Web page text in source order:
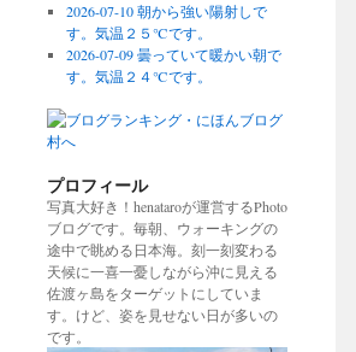
2026-07-10 朝から強い陽射しで
す。気温２５℃です。
2026-07-09 曇っていて暖かい朝で
す。気温２４℃です。
プロフィール
写真大好き！henataroが運営するPhoto
ブログです。毎朝、ウォーキングの
途中で眺める日本海。刻一刻変わる
天候に一喜一憂しながら沖に見える
佐渡ヶ島をターゲットにしていま
す。けど、姿を見せない日が多いの
です。